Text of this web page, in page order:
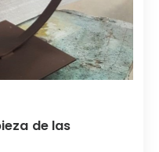
de las